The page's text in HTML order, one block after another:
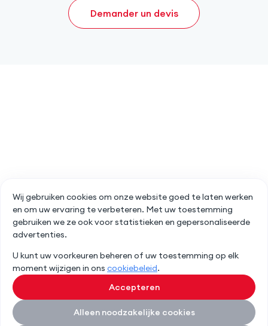
Demander un devis
Wij gebruiken cookies om onze website goed te laten werken
en om uw ervaring te verbeteren. Met uw toestemming
gebruiken we ze ook voor statistieken en gepersonaliseerde
advertenties.
U kunt uw voorkeuren beheren of uw toestemming op elk
moment wijzigen in ons cookiebeleid.
Accepteren
Alleen noodzakelijke cookies